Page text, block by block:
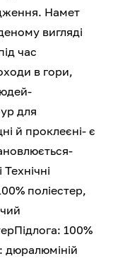
Намет
вигляді
час
в гори,
для
й проклеєні- є
поліестер,
100%
дюралюміній